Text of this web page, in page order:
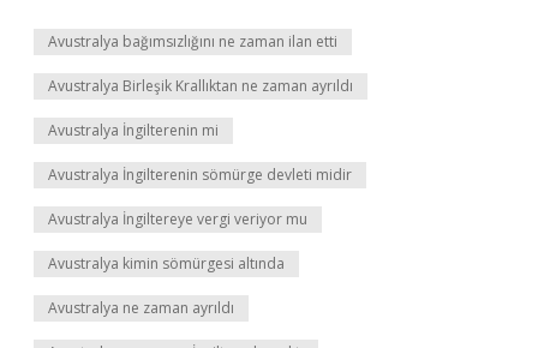
Avustralya bağımsızlığını ne zaman ilan etti
Avustralya Birleşik Krallıktan ne zaman ayrıldı
Avustralya İngilterenin mi
Avustralya İngilterenin sömürge devleti midir
Avustralya İngiltereye vergi veriyor mu
Avustralya kimin sömürgesi altında
Avustralya ne zaman ayrıldı